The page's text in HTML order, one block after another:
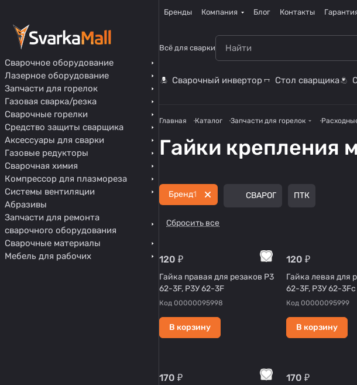
Бренды Компания Блог Контакты
Всё для сварки
Сварочный инвертор Стол сварщика
Главная Каталог Запчасти для горелок
Гайки крепления
Бренд1 СВАРОГ ПТК
Сбросить все
120 ₽
Гайка правая для резаков Р3
62-3F, Р3У 62-3F
Код 00000095998
В корзину
120 ₽
Гайка левая для
62-3F, Р3У 62-3Fс
Код 00000095999
В корзину
170 ₽ 170 ₽
Сварочное оборудование
Лазерное оборудование
Запчасти для горелок
Газовая сварка/резка
Сварочные горелки
Средство защиты сварщика
Аксессуары для сварки
Газовые редукторы
Сварочная химия
Компрессор для плазмореза
Системы вентиляции
Абразивы
Запчасти для ремонта
сварочного оборудования
Сварочные материалы
Мебель для рабочих